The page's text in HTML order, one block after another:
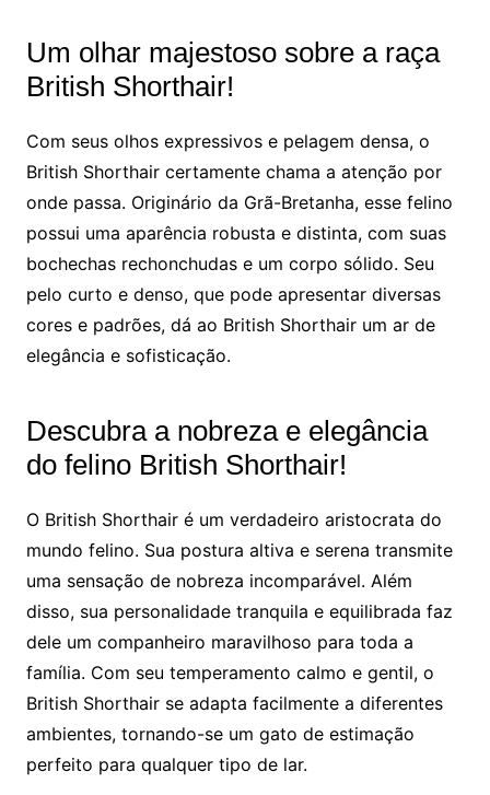
Um olhar majestoso sobre a raça
British Shorthair!
Com seus olhos expressivos e pelagem densa, o
British Shorthair certamente chama a atenção por
onde passa. Originário da Grã-Bretanha, esse felino
possui uma aparência robusta e distinta, com suas
bochechas rechonchudas e um corpo sólido. Seu
pelo curto e denso, que pode apresentar diversas
cores e padrões, dá ao British Shorthair um ar de
elegância e sofisticação.
Descubra a nobreza e elegância
do felino British Shorthair!
O British Shorthair é um verdadeiro aristocrata do
mundo felino. Sua postura altiva e serena transmite
uma sensação de nobreza incomparável. Além
disso, sua personalidade tranquila e equilibrada faz
dele um companheiro maravilhoso para toda a
família. Com seu temperamento calmo e gentil, o
British Shorthair se adapta facilmente a diferentes
ambientes, tornando-se um gato de estimação
perfeito para qualquer tipo de lar.